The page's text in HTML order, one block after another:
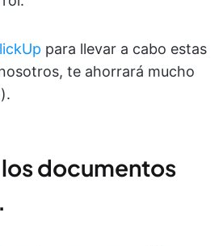
para llevar a cabo estas
te ahorrará mucho
documentos